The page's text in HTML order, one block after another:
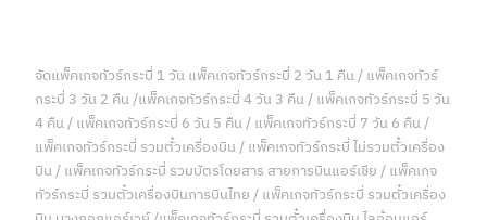
จัดแพ็คเกจทัวร์กระบี่ 1 วัน แพ็คเกจทัวร์กระบี่ 2 วัน 1 คืน / แพ็คเกจทัวร์
กระบี่ 3 วัน 2 คืน /แพ็คเกจทัวร์กระบี่ 4 วัน 3 คืน / แพ็คเกจทัวร์กระบี่ 5 วัน
4 คืน / แพ็คเกจทัวร์กระบี่ 6 วัน 5 คืน / แพ็คเกจทัวร์กระบี่ 7 วัน 6 คืน /
แพ็คเกจทัวร์กระบี่ รวมตั๋วเครื่องบิน / แพ็คเกจทัวร์กระบี่ ไม่รวมตั๋วเครื่อง
บิน / แพ็คเกจทัวร์กระบี่ รวมบัตรโดยสาร สายการบินแอร์เชีย / แพ็คเกจ
ทัวร์กระบี่ รวมตั๋วเครื่องบินการบินไทย / แพ็คเกจทัวร์กระบี่ รวมตั๋วเครื่อง